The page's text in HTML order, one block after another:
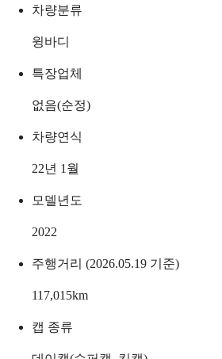
차량분류
윙바디
특장업체
없음(순정)
차량연식
22년 1월
모델년도
2022
주행거리 (2026.05.19 기준)
117,015km
캡 종류